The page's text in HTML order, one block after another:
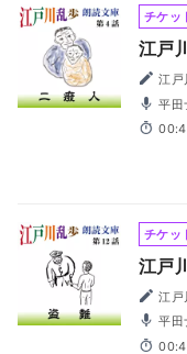
チケッ
江戸
江戸
平田
チケッ
江戸
江戸
平田